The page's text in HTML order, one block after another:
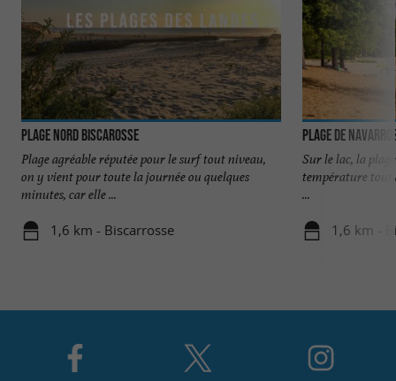
Plage Nord Biscarosse
Plage agréable réputée pour le surf tout niveau,
on y vient pour toute la journée ou quelques
minutes, car elle ...
1,6 km - Biscarrosse
Plage de
Sur le lac, la
température tout
...
1,6 km -